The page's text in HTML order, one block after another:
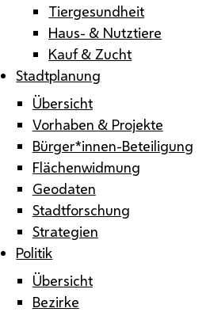
Tiergesundheit
Haus- & Nutztiere
Kauf & Zucht
Stadtplanung
Übersicht
Vorhaben & Projekte
Bürger*innen-Beteiligung
Flächenwidmung
Geodaten
Stadtforschung
Strategien
Politik
Übersicht
Bezirke